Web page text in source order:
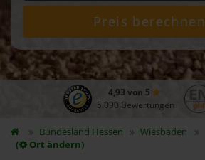
Preis berechnen
4,93 von 5
5.090 Bewertungen
Bundesland Hessen Wiesbaden
(
Ort ändern)